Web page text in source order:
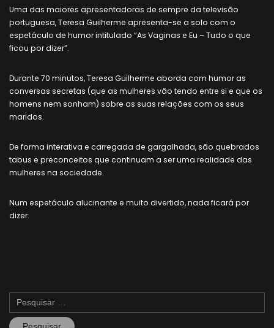
Uma das maiores apresentadoras de sempre da televisão
portuguesa, Teresa Guilherme apresenta-se a solo com o
espetáculo de humor intitulado “As Vaginas e Eu – Tudo o que
ficou por dizer”.
Durante 70 minutos, Teresa Guilherme aborda com humor as
conversas secretas (que as mulheres vão tendo entre si e que os
homens nem sonham) sobre as suas relações com os seus
maridos.
De forma interativa e carregada de gargalhada, são quebrados
tabus e preconceitos que continuam a ser uma realidade das
mulheres na sociedade.
Num espetáculo alucinante e muito divertido, nada ficará por
dizer.
por: